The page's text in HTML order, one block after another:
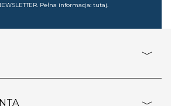
Pełna informacja: tutaj.